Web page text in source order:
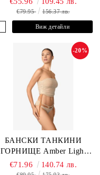
ANDRE
€79.95 156.37 лв.
Виж детайли
БАНСКИ ТАНКИНИ
ГОРНИЩЕ Amber Light
L2605-Y-803 MARC &
ANDRE
-20%
€71.96 140.74 лв.